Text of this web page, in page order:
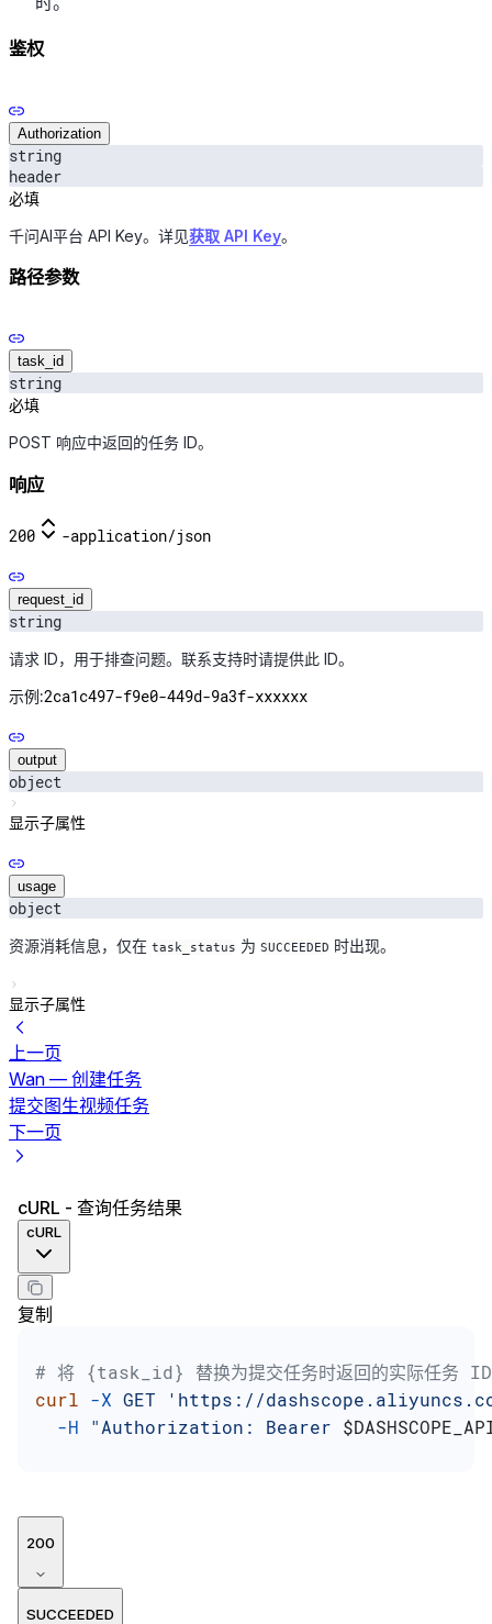
鉴权
Authorization
string
header
必填
千问AI平台 API Key。详见获取 API Key。
路径参数
task_id
string
必填
POST 响应中返回的任务 ID。
响应
200 -application/json
request_id
string
请求 ID，用于排查问题。联系支持时请提供此 ID。
示例:2ca1c497-f9e0-449d-9a3f-xxxxxx
output
object
显示子属性
usage
object
资源消耗信息，仅在 task_status 为 SUCCEEDED 时出现。
显示子属性
上一页
Wan — 创建任务
提交图生视频任务
下一页
cURL - 查询任务结果
cURL
复制
# 将 {task_id} 替换为提交任务时返回的实际任务 ID
curl -X GET 'https://
  -H
"Authorization: Bearer
200
SUCCEEDED